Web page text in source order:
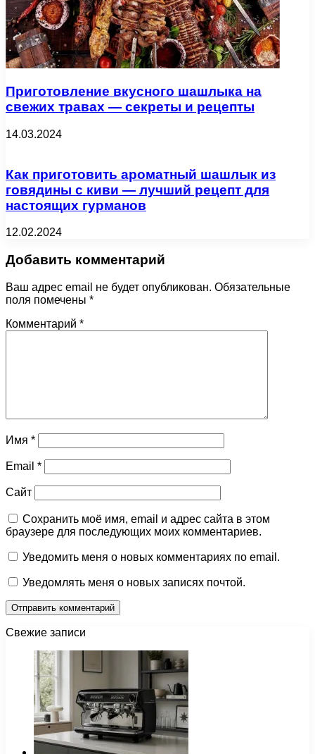
Приготовление вкусного шашлыка на
свежих травах — секреты и рецепты
14.03.2024
Как приготовить ароматный шашлык из
говядины с киви — лучший рецепт для
настоящих гурманов
12.02.2024
Добавить комментарий
Ваш адрес email не будет опубликован. Обязательные
поля помечены *
Комментарий *
Имя *
Email *
Сайт
Сохранить моё имя, email и адрес сайта в этом
браузере для последующих моих комментариев.
Уведомить меня о новых комментариях по email.
Уведомлять меня о новых записях почтой.
Свежие записи